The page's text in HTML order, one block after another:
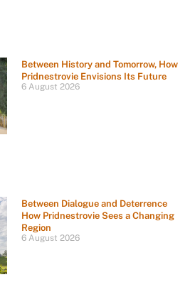
Between History and Tomorrow, How
Pridnestrovie Envisions Its Future
6 August 2026
Between Dialogue and Deterrence
How Pridnestrovie Sees a Changing
Region
6 August 2026